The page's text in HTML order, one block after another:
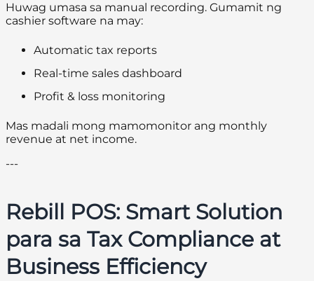
Huwag umasa sa manual recording. Gumamit ng
cashier software na may:
Automatic tax reports
Real-time sales dashboard
Profit & loss monitoring
Mas madali mong mamomonitor ang monthly
revenue at net income.
---
Rebill POS: Smart Solution
para sa Tax Compliance at
Business Efficiency